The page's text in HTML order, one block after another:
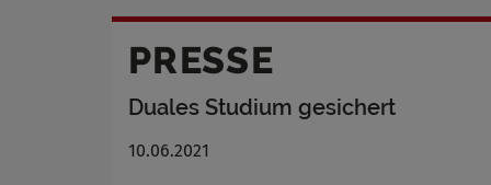
PRESSE
Duales Studium gesichert
10.06.2021